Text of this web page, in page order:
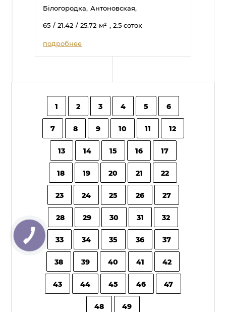
Білогородка, Антоновская,
65 / 21.42 / 25.72 м² , 2.5 соток
подробнее
1 2 3 4 5 6
7 8 9 10 11 12
13 14 15 16 17
18 19 20 21 22
23 24 25 26 27
28 29 30 31 32
33 34 35 36 37
38 39 40 41 42
43 44 45 46 47
48 49